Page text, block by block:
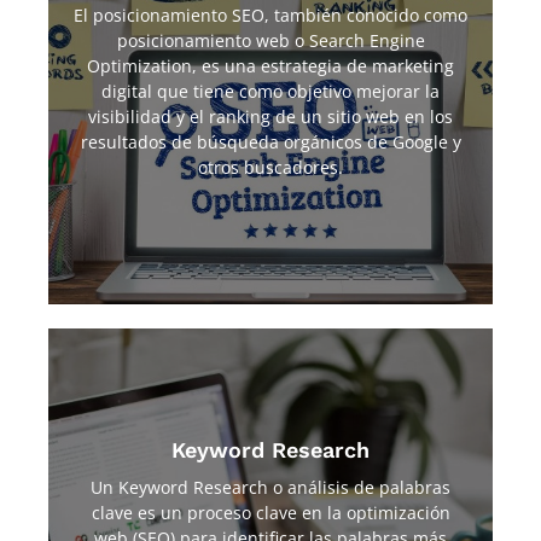
El posicionamiento SEO, también conocido como
posicionamiento web o Search Engine
Optimization, es una estrategia de marketing
digital que tiene como objetivo mejorar la
visibilidad y el ranking de un sitio web en los
resultados de búsqueda orgánicos de Google y
otros buscadores.
El posicionamiento SEO se logra a través de la
implementación de diversas técnicas y estrategias que
ayudan a mejorar la calidad y relevancia del contenido
del sitio web, así como su estructura y la experiencia
del usuario.
Keyword Research
Un Keyword Research o análisis de palabras
clave es un proceso clave en la optimización
Este proceso comienza con la selección de temas
generales o áreas de negocio de interés para el sitio
web. A partir de ahí, se realizan búsquedas de palabras
y frases relacionadas con estos temas utilizando